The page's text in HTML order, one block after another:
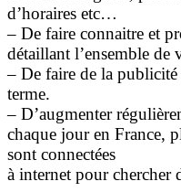
d’horaires etc…
– De faire connaitre et
détaillant l’ensemble de
– De faire de la
terme.
– D’augmenter
chaque jour en France,
sont connectées
à internet pour chercher